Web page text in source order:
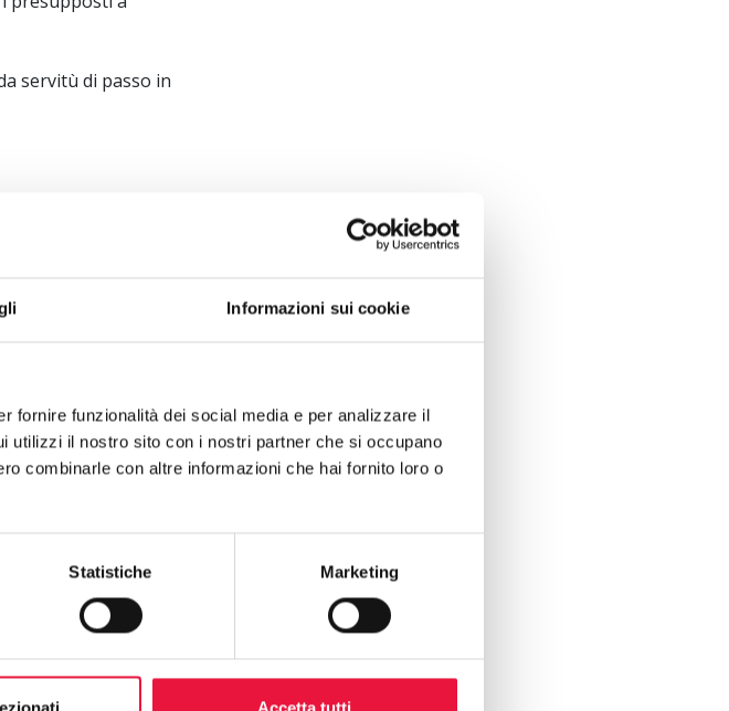
Informazioni sui cookie
fornire funzionalità dei social media e per analizzare il
utilizzi il nostro sito con i nostri partner che si occupano
combinarle con altre informazioni che hai fornito loro o
Statistiche Marketing
Accetta tutti
servitù di passo in